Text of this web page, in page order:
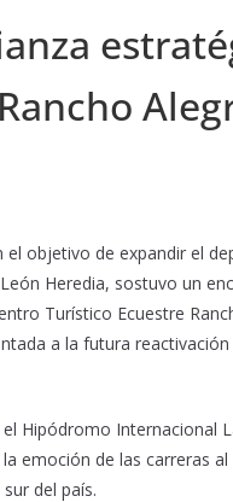
el objetivo de expandir el
Heredia, sostuvo un
Turístico Ecuestre
a la futura
Hipódromo Internacional
emoción de las carreras
del país.